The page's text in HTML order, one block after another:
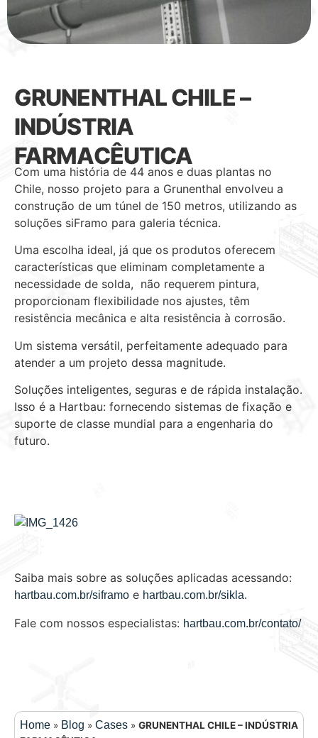
GRUNENTHAL CHILE –
INDÚSTRIA
FARMACÊUTICA
Com uma história de 44 anos e duas plantas no
Chile, nosso projeto para a Grunenthal envolveu a
construção de um túnel de 150 metros, utilizando as
soluções siFramo para galeria técnica.
Uma escolha ideal, já que os produtos oferecem
características que eliminam completamente a
necessidade de solda, não requerem pintura,
proporcionam flexibilidade nos ajustes, têm
resistência mecânica e alta resistência à corrosão.
Um sistema versátil, perfeitamente adequado para
atender a um projeto dessa magnitude.
Soluções inteligentes, seguras e de rápida instalação.
Isso é a Hartbau: fornecendo sistemas de fixação e
suporte de classe mundial para a engenharia do
futuro.
Saiba mais sobre as soluções aplicadas acessando:
hartbau.com.br/siframo e hartbau.com.br/sikla.
Fale com nossos especialistas: hartbau.com.br/contato/
Home » Blog » Cases » GRUNENTHAL CHILE – INDÚSTRIA